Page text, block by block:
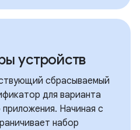
устройств
сбрасываемый
для варианта
Начиная с
набор